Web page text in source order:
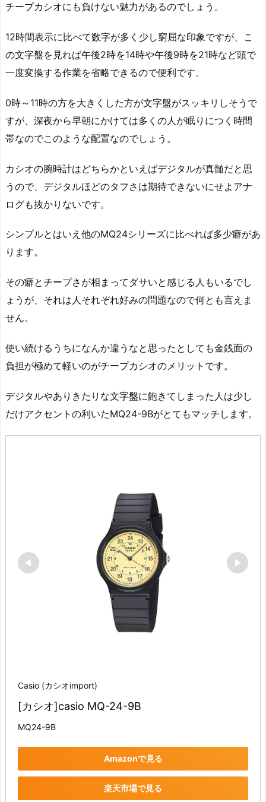
チープカシオにも負けない魅力があるのでしょう。
12時間表示に比べて数字が多く少し窮屈な印象ですが、こ
の文字盤を見れば午後2時を14時や午後9時を21時など頭で
一度変換する作業を省略できるので便利です。
0時～11時の方を大きくした方が文字盤がスッキリしそうで
すが、深夜から早朝にかけては多くの人が眠りにつく時間
帯なのでこのような配置なのでしょう。
カシオの腕時計はどちらかといえばデジタルが真髄だと思
うので、デジタルほどのタフさは期待できないにせよアナ
ログも抜かりないです。
シンプルとはいえ他のMQ24シリーズに比べれば多少癖があ
ります。
その癖とチープさが相まってダサいと感じる人もいるでし
ょうが、それは人それぞれ好みの問題なので何とも言えま
せん。
使い続けるうちになんか違うなと思ったとしても金銭面の
負担が極めて軽いのがチープカシオのメリットです。
デジタルやありきたりな文字盤に飽きてしまった人は少し
だけアクセントの利いたMQ24-9Bがとてもマッチします。
Casio (カシオimport)
[カシオ]casio MQ-24-9B
MQ24-9B
Amazonで見る
楽天市場で見る